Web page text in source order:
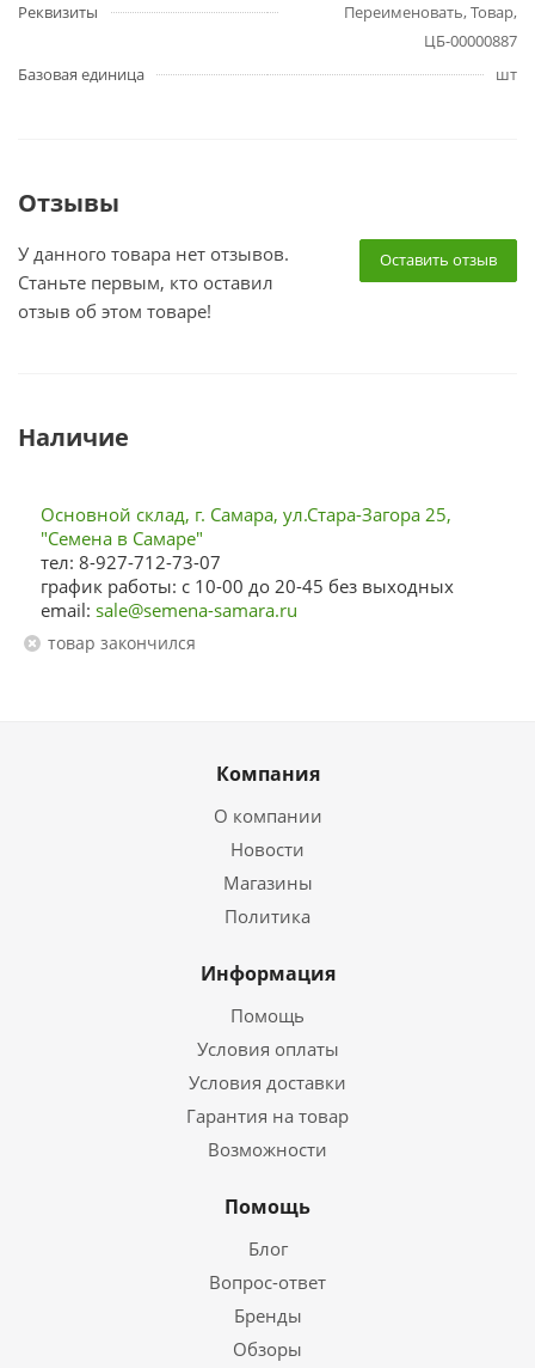
Реквизиты
Переименовать, Товар,
ЦБ-00000887
Базовая единица
шт
Отзывы
Оставить отзыв
У данного товара нет отзывов.
Станьте первым, кто оставил
отзыв об этом товаре!
Наличие
Основной склад, г. Самара, ул.Стара-Загора 25,
"Семена в Самаре"
тел: 8-927-712-73-07
график работы: с 10-00 до 20-45 без выходных
email: sale@semena-samara.ru
Товар закончился
Компания
О компании
Новости
Магазины
Политика
Информация
Помощь
Условия оплаты
Условия доставки
Гарантия на товар
Возможности
Помощь
Блог
Вопрос-ответ
Бренды
Обзоры